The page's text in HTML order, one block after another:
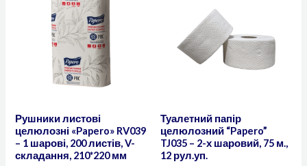
Рушники листові
целюлозні «Papero» RV039
– 1 шарові, 200 листів, V-
складання, 210*220 мм
Туалетний папір
целюлозний “Papero”
TJ035 – 2-х шаровий, 75 м.,
12 рул.уп.